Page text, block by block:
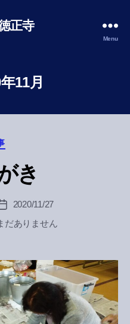
正寺
Menu
11月
き
Post
date
2020/11/27
だありません